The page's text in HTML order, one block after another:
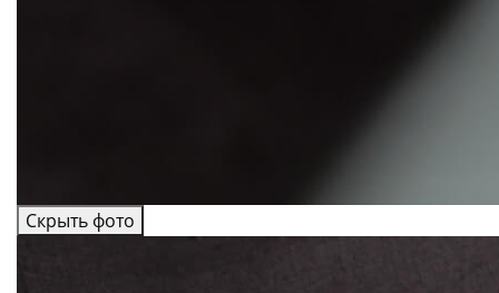
Скрыть фото